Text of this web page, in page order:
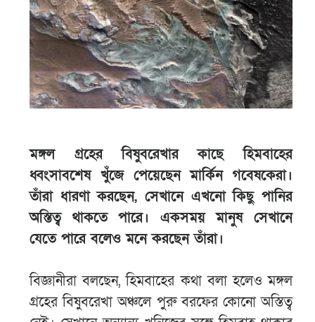
মঙ্গল গ্রহের বিষুবরেখার কাছে হিমবাহের
ধ্বংসাবশেষ খুঁজে পেয়েছেন মার্কিন গবেষকেরা।
তাঁরা ধারণা করছেন, সেখানে এখনো কিছু পানির
অস্তিত্ব থাকতে পারে। একসময় মানুষ সেখানে
যেতে পারে বলেও মনে করছেন তাঁরা।
বিজ্ঞানীরা বলছেন, হিমবাহের কথা বলা হলেও মঙ্গল
গ্রহের বিষুবরেখা অঞ্চলে পুরু বরফের কোনো অস্তিত্ব